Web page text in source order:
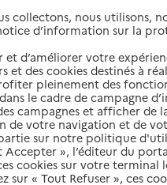
à domicile
recherche aux favoris
collectons, nous utilisons,
d’information sur la
d’améliorer votre
et des cookies destinés à
pleinement des
le cadre de campagne
campagnes et afficher de
de votre navigation et de
sur notre politique
Accepter », l’éditeur du
cookies sur votre terminal
sur « Tout Refuser », ces